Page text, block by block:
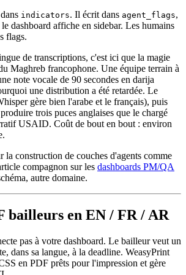
indicators. Il écrit dans agent_flags,
dashboard affiche en sidebar. Les humains
flags.
de transcriptions, c'est ici que la magie
Maghreb francophone. Une équipe terrain à
note vocale de 90 secondes en darija
une distribution a été retardée. Le
gère bien l'arabe et le français), puis
trois puces anglaises que le chargé
USAID. Coût de bout en bout : environ
la construction de couches d'agents comme
compagnon sur les dashboards PM/QA
autre domaine.
bailleurs en EN / FR / AR
pas à votre dashboard. Le bailleur veut un
dans sa langue, à la deadline. WeasyPrint
en PDF prêts pour l'impression et gère